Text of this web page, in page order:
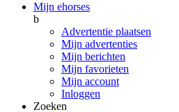
Mijn ehorses
b
Advertentie plaatsen
Mijn advertenties
Mijn berichten
Mijn favorieten
Mijn account
Inloggen
Zoeken